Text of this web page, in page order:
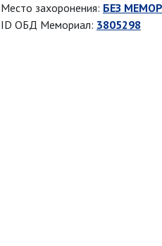
Место захоронения: БЕЗ
ID ОБД Мемориал: 3805298